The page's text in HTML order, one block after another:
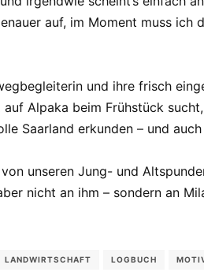
auf, im Moment muss ich
und ihre frisch
Alpaka beim Frühstück
Saarland erkunden – und
unseren Jung- und
nicht an ihm – sondern an
LANDWIRTSCHAFT LOGBUCH